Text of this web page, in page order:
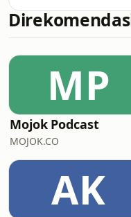
MP
Mojok Podcast
MOJOK.CO
AK